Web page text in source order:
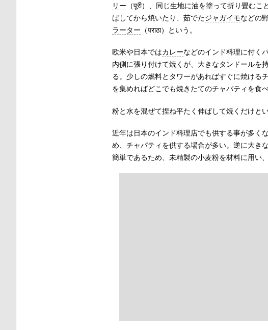
リー （पूरी）、同じ生地に油を塗って折り畳むこ
ばしてから焼いたり、茹でたジャガイモなどの
ラーター （पराठा）という。
欧米や日本ではカレーなどのインド料理に付く
内側に張り付けて焼くが、大きなタンドールを
る。少しの燃料とタワーがあればすぐに焼ける
を集めればどこでも焼きたてのチャパティを食
粉と水を混ぜて捏ね平たく伸ばして焼くだけと
近年は日本のインド料理店でも供する事が多く
め、チャパティを供する場合が多い。逆に大き
簡単であるため、未精製の小麦粉を材料に用い